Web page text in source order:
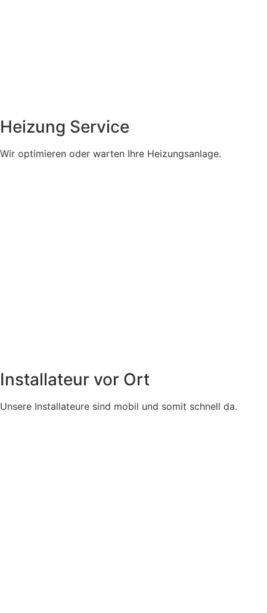
Heizung Service
Wir optimieren oder warten Ihre Heizungsanlage.
Installateur vor Ort
Unsere Installateure sind mobil und somit schnell da.